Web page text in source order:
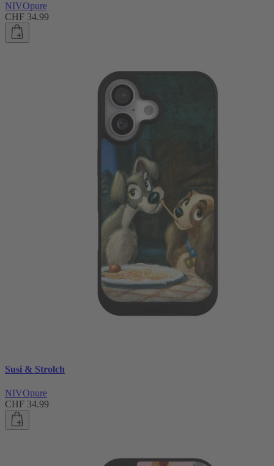
NIVOpure
CHF 34.99
Susi & Strolch
NIVOpure
CHF 34.99